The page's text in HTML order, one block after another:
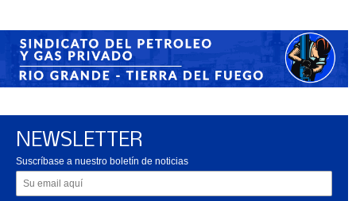
NEWSLETTER
Suscríbase a nuestro boletín de noticias